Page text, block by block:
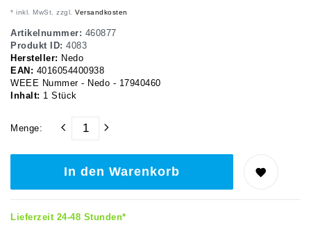
* inkl. MwSt. zzgl. Versandkosten
Artikelnummer: 460877
Produkt ID: 4083
Hersteller: Nedo
EAN: 4016054400938
WEEE Nummer - Nedo - 17940460
Inhalt: 1 Stück
Menge:
In den Warenkorb
Lieferzeit 24-48 Stunden*